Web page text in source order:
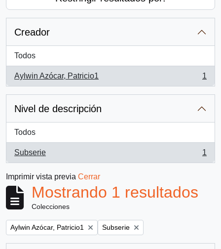
Creador
Todos
Aylwin Azócar, Patricio1
, 1 resultados
1
Nivel de descripción
Todos
Subserie
, 1 resultados
1
Imprimir vista previa Cerrar
Mostrando 1 resultados
Colecciones
Remove filter:
Aylwin Azócar, Patricio1 Remove filter:
Subserie